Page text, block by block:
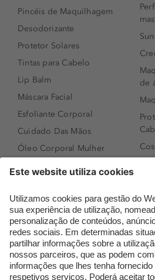
Pincéis de Maquilhagem
Desodorizante
Protetor Solares
Tintas para Cabelo
Lip Balm
Máscara Facial
Esfoliante Corporal
Cuidado Das Mãos
Óleo Corporal Mulher
Sérum de Rosto
Body mist & Spray
corporal
Produtos para Cabelo
Homem
Espuma de Limpeza
de